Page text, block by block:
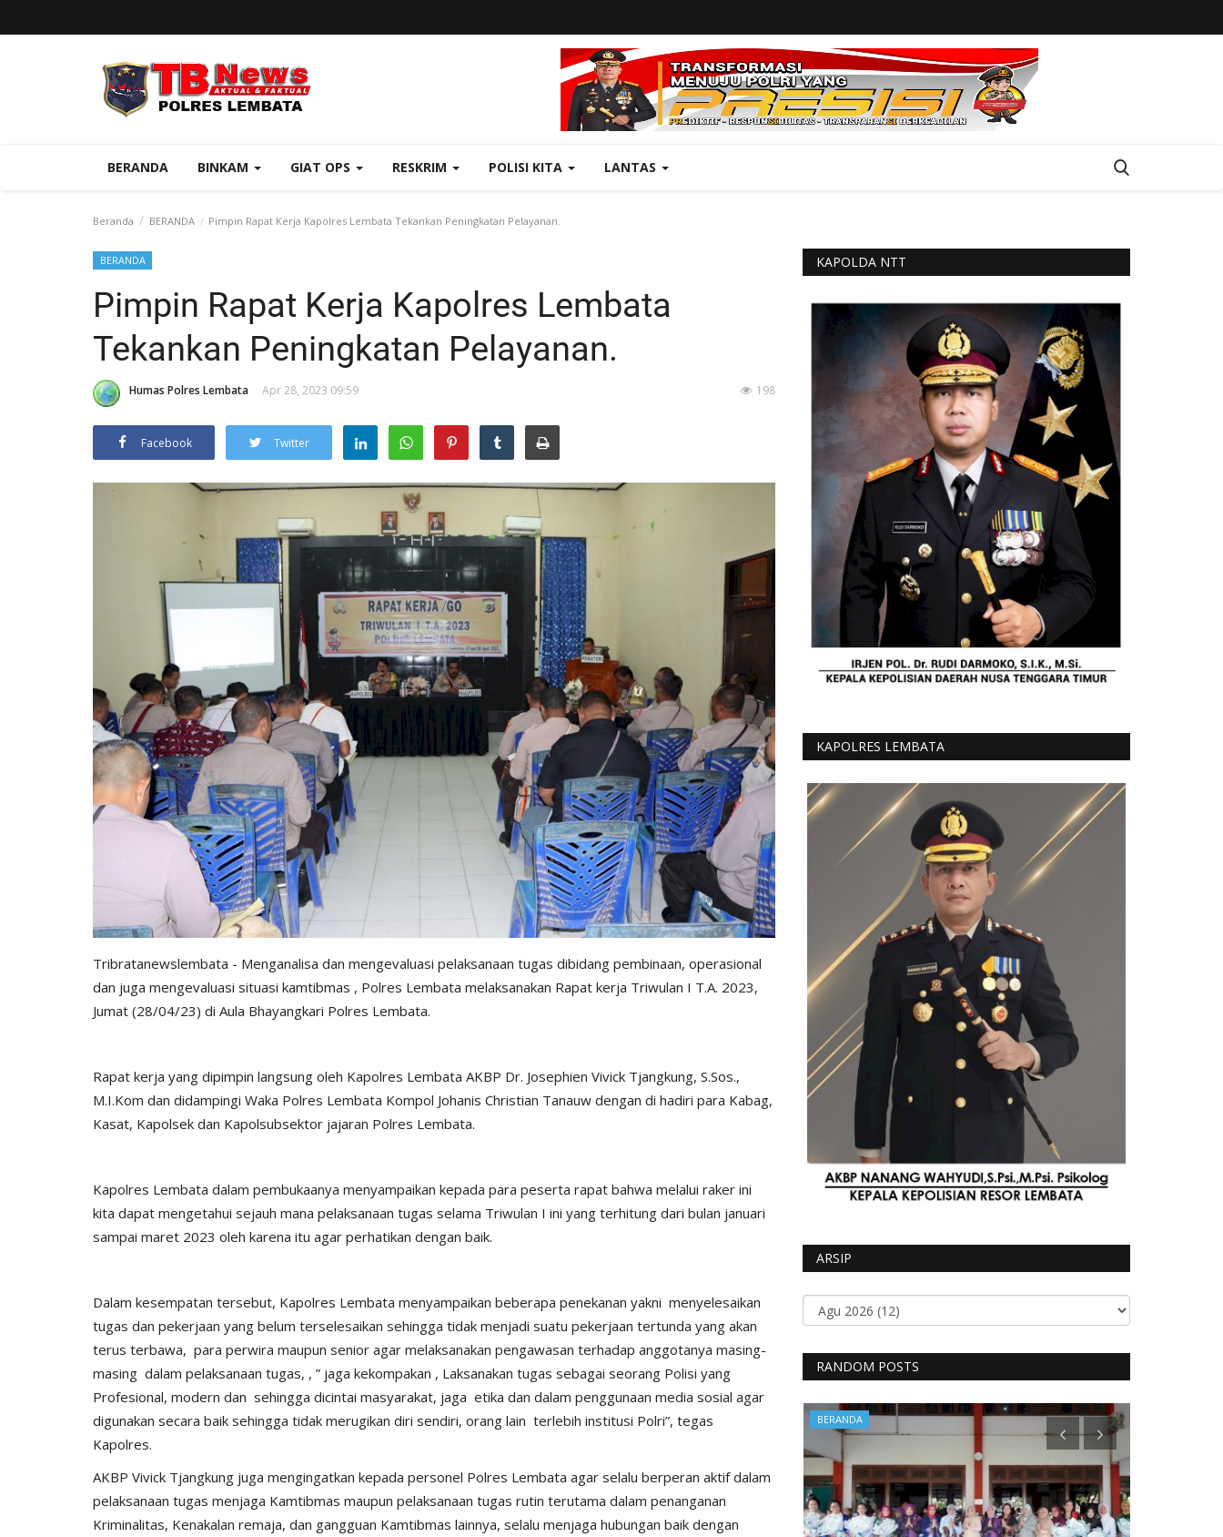
BERANDA BINKAM GIAT OPS RESKRIM POLISI KITA LANTAS
Beranda BERANDA Pimpin Rapat Kerja Kapolres Lembata Tekankan Peningkatan Pelayanan.
BERANDA
Pimpin Rapat Kerja Kapolres Lembata
Tekankan Peningkatan Pelayanan.
Humas Polres Lembata Apr 28, 2023 09:59 198
Facebook Twitter
Tribratanewslembata - Menganalisa dan mengevaluasi pelaksanaan tugas dibidang pembinaan, operasional
dan juga mengevaluasi situasi kamtibmas , Polres Lembata melaksanakan Rapat kerja Triwulan I T.A. 2023,
Jumat (28/04/23) di Aula Bhayangkari Polres Lembata.
Rapat kerja yang dipimpin langsung oleh Kapolres Lembata AKBP Dr. Josephien Vivick Tjangkung, S.Sos.,
M.I.Kom dan didampingi Waka Polres Lembata Kompol Johanis Christian Tanauw dengan di hadiri para Kabag,
Kasat, Kapolsek dan Kapolsubsektor jajaran Polres Lembata.
Kapolres Lembata dalam pembukaanya menyampaikan kepada para peserta rapat bahwa melalui raker ini
kita dapat mengetahui sejauh mana pelaksanaan tugas selama Triwulan I ini yang terhitung dari bulan januari
sampai maret 2023 oleh karena itu agar perhatikan dengan baik.
Dalam kesempatan tersebut, Kapolres Lembata menyampaikan beberapa penekanan yakni menyelesaikan
tugas dan pekerjaan yang belum terselesaikan sehingga tidak menjadi suatu pekerjaan tertunda yang akan
terus terbawa, para perwira maupun senior agar melaksanakan pengawasan terhadap anggotanya masing-
masing dalam pelaksanaan tugas, , ” jaga kekompakan , Laksanakan tugas sebagai seorang Polisi yang
Profesional, modern dan sehingga dicintai masyarakat, jaga etika dan dalam penggunaan media sosial agar
digunakan secara baik sehingga tidak merugikan diri sendiri, orang lain terlebih institusi Polri”, tegas
Kapolres.
AKBP Vivick Tjangkung juga mengingatkan kepada personel Polres Lembata agar selalu berperan aktif dalam
pelaksanaan tugas menjaga Kamtibmas maupun pelaksanaan tugas rutin terutama dalam penanganan
Kriminalitas, Kenakalan remaja, dan gangguan Kamtibmas lainnya, selalu menjaga hubungan baik dengan
KAPOLDA NTT
KAPOLRES LEMBATA
ARSIP
RANDOM POSTS
BERANDA BERANDA BERANDA